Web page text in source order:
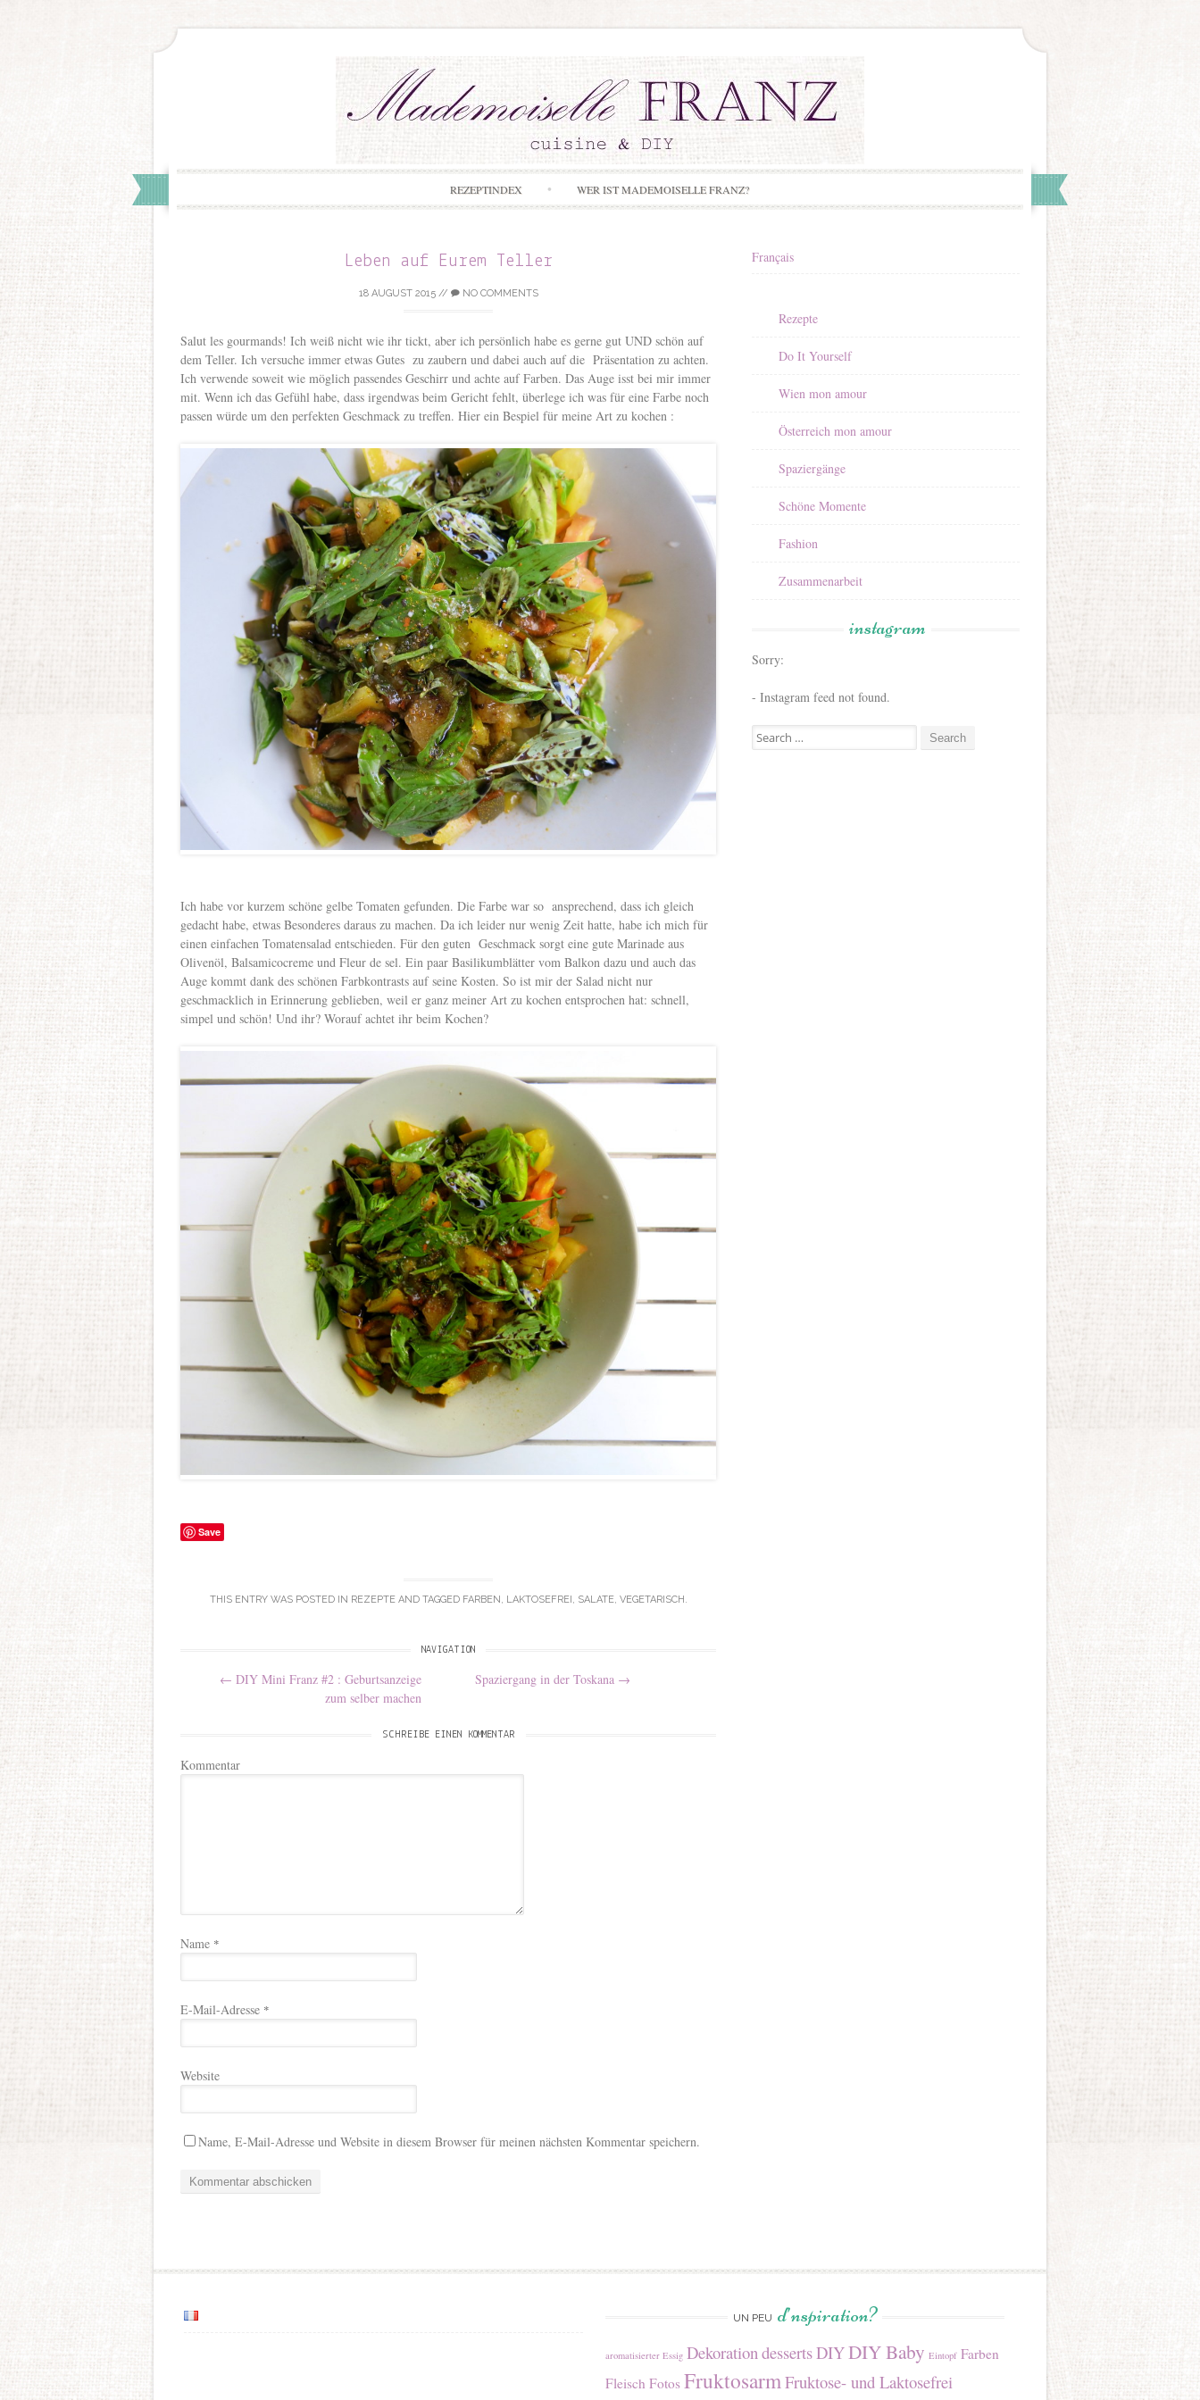
REZEPTINDEX WER IST MADEMOISELLE FRANZ?
Leben auf Eurem Teller
18 AUGUST 2015// NO COMMENTS
Salut les gourmands! Ich weiß nicht wie ihr tickt, aber ich persönlich habe es gerne gut UND schön auf
dem Teller. Ich versuche immer etwas Gutes zu zaubern und dabei auch auf die Präsentation zu achten.
Ich verwende soweit wie möglich passendes Geschirr und achte auf Farben. Das Auge isst bei mir immer
mit. Wenn ich das Gefühl habe, dass irgendwas beim Gericht fehlt, überlege ich was für eine Farbe noch
passen würde um den perfekten Geschmack zu treffen. Hier ein Bespiel für meine Art zu kochen :
Ich habe vor kurzem schöne gelbe Tomaten gefunden. Die Farbe war so ansprechend, dass ich gleich
gedacht habe, etwas Besonderes daraus zu machen. Da ich leider nur wenig Zeit hatte, habe ich mich für
einen einfachen Tomatensalad entschieden. Für den guten Geschmack sorgt eine gute Marinade aus
Olivenöl, Balsamicocreme und Fleur de sel. Ein paar Basilikumblätter vom Balkon dazu und auch das
Auge kommt dank des schönen Farbkontrasts auf seine Kosten. So ist mir der Salad nicht nur
geschmacklich in Erinnerung geblieben, weil er ganz meiner Art zu kochen entsprochen hat: schnell,
simpel und schön! Und ihr? Worauf achtet ihr beim Kochen?
Save
THIS ENTRY WAS POSTED IN REZEPTEAND TAGGED FARBEN , LAKTOSEFREI , SALATE, VEGETARISCH .
Post navigation
NAVIGATION
← DIY Mini Franz #2 : Geburtsanzeige
zum selber machen
Spaziergang in der Toskana →
SCHREIBE EINEN KOMMENTAR
Kommentar
Name *
E-Mail-Adresse *
Website
Name, E-Mail-Adresse und Website in diesem Browser für meinen nächsten Kommentar speichern.
Français
Rezepte
Do It Yourself
Wien mon amour
Österreich mon amour
Spaziergänge
Schöne Momente
Fashion
Zusammenarbeit
instagram
Sorry:
- Instagram feed not found.
Search for:
UN PEU d’nspiration?
aromatisierter Essig Dekoration dessertsDIYDIY Baby Eintopf Farben
Fleisch Fotos FruktosarmFruktose- und Laktosefrei